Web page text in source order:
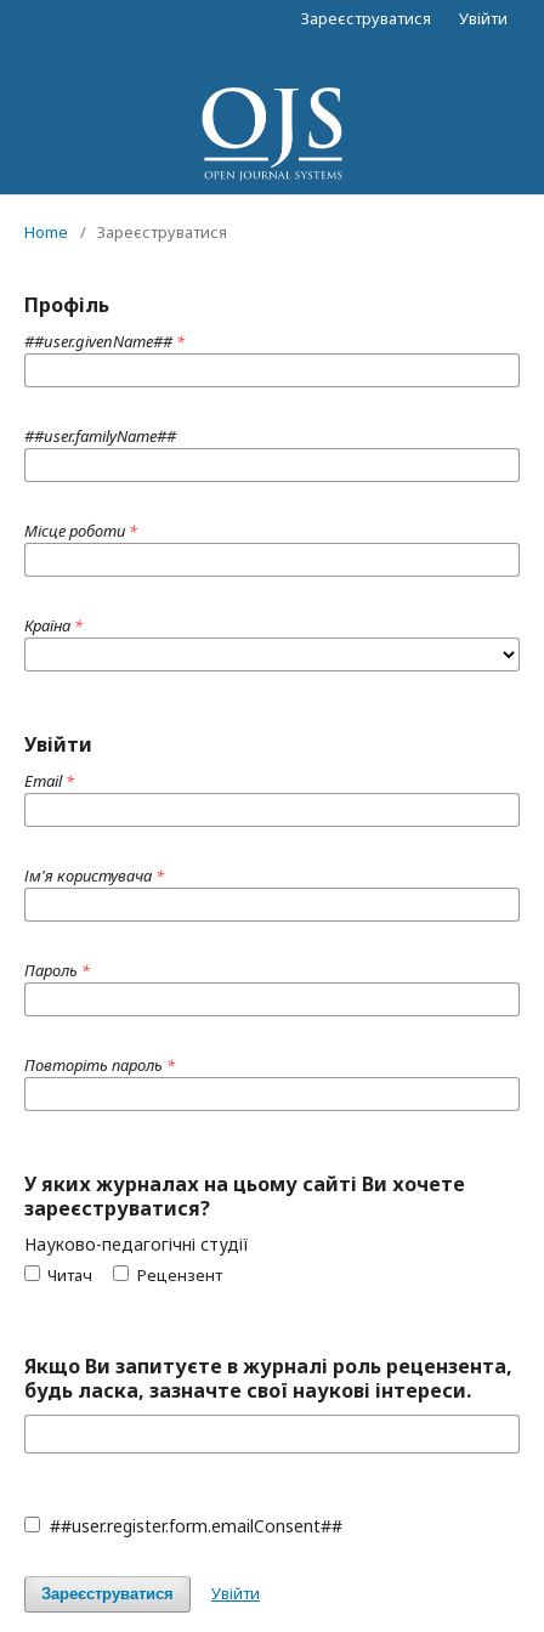
Зареєструватися Увійти
Home / Зареєструватися
Профіль
##user.givenName##*
##user.familyName##
Місце роботи *
Країна *
Увійти
Email*
Ім'я користувача *
Пароль *
Повторіть пароль *
У яких журналах на цьому сайті Ви хочете
зареєструватися?
Науково-педагогічні студії
Читач Рецензент
Якщо Ви запитуєте в журналі роль рецензента,
будь ласка, зазначте свої наукові інтереси.
##user.register.form.emailConsent##
Зареєструватися Увійти